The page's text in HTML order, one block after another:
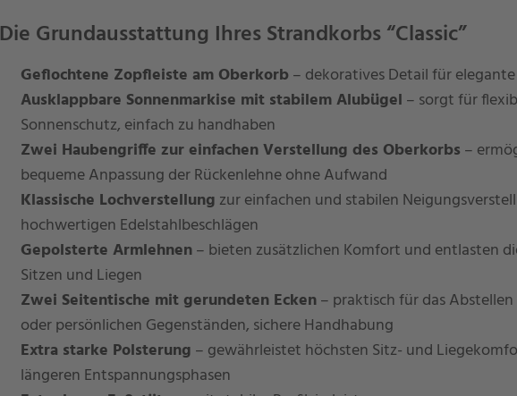
Die Grundausstattung Ihres Strandkorbs “Classic”
Geflochtene Zopfleiste am Oberkorb – dekoratives Detail für
Ausklappbare Sonnenmarkise mit stabilem Alubügel – sorgt für
Sonnenschutz, einfach zu handhaben
Zwei Haubengriffe zur einfachen Verstellung des Oberkorbs –
bequeme Anpassung der Rückenlehne ohne Aufwand
Klassische Lochverstellung zur einfachen und stabilen
hochwertigen Edelstahlbeschlägen
Gepolsterte Armlehnen– bieten zusätzlichen Komfort und entlasten
Sitzen und Liegen
Zwei Seitentische mit gerundeten Ecken– praktisch für das
oder persönlichen Gegenständen, sichere Handhabung
Extra starke Polsterung – gewährleistet höchsten Sitz- und
längeren Entspannungsphasen